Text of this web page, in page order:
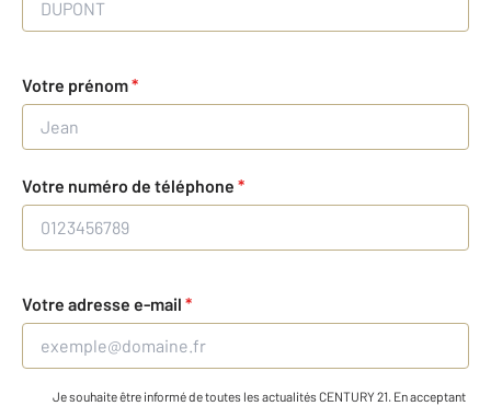
Votre prénom*
Votre numéro de téléphone *
Votre adresse e-mail *
Je souhaite être informé de toutes les actualités CENTURY 21. En acceptant